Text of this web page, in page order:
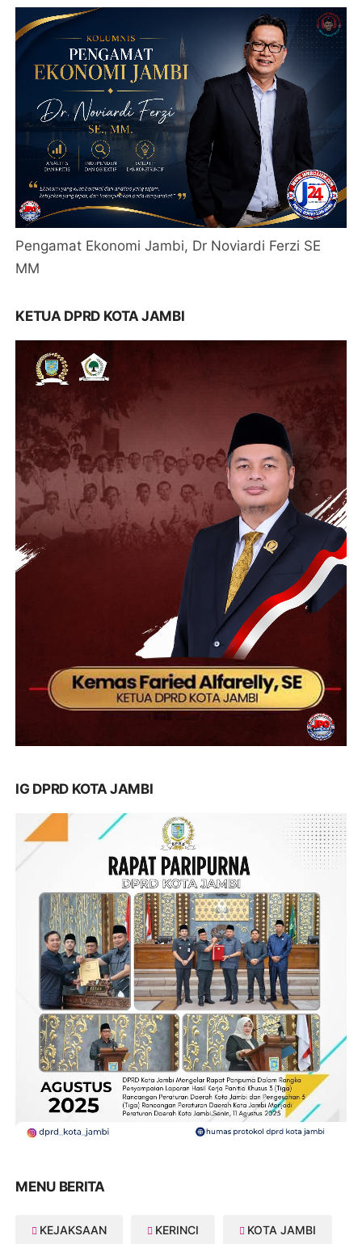
Pengamat Ekonomi Jambi, Dr Noviardi Ferzi SE
MM
KETUA DPRD KOTA JAMBI
IG DPRD KOTA JAMBI
MENU BERITA
KEJAKSAAN KERINCI KOTA JAMBI